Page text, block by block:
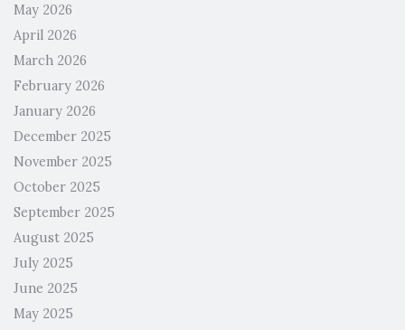
May 2026
April 2026
March 2026
February 2026
January 2026
December 2025
November 2025
October 2025
September 2025
August 2025
July 2025
June 2025
May 2025